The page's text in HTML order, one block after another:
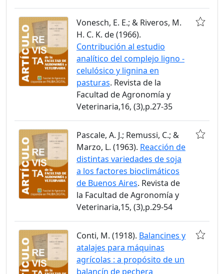
Vonesch, E. E.; & Riveros, M.
H. C. K. de (1966).
Contribución al estudio
analítico del complejo ligno -
celulósico y lignina en
pasturas. Revista de la
Facultad de Agronomía y
Veterinaria,16, (3),p.27-35
Pascale, A. J.; Remussi, C.; &
Marzo, L. (1963). Reacción de
distintas variedades de soja
a los factores bioclimáticos
de Buenos Aires. Revista de
la Facultad de Agronomía y
Veterinaria,15, (3),p.29-54
Conti, M. (1918). Balancines y
atalajes para máquinas
agrícolas : a propósito de un
balancín de pechera